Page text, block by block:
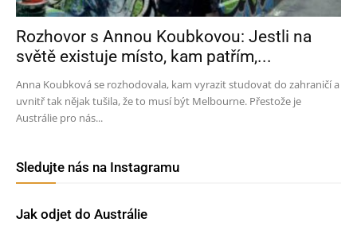
Rozhovor s Annou Koubkovou: Jestli na
světě existuje místo, kam patřím,...
Anna Koubková se rozhodovala, kam vyrazit studovat do zahraničí a
uvnitř tak nějak tušila, že to musí být Melbourne. Přestože je
Austrálie pro nás...
Sledujte nás na Instagramu
Jak odjet do Austrálie